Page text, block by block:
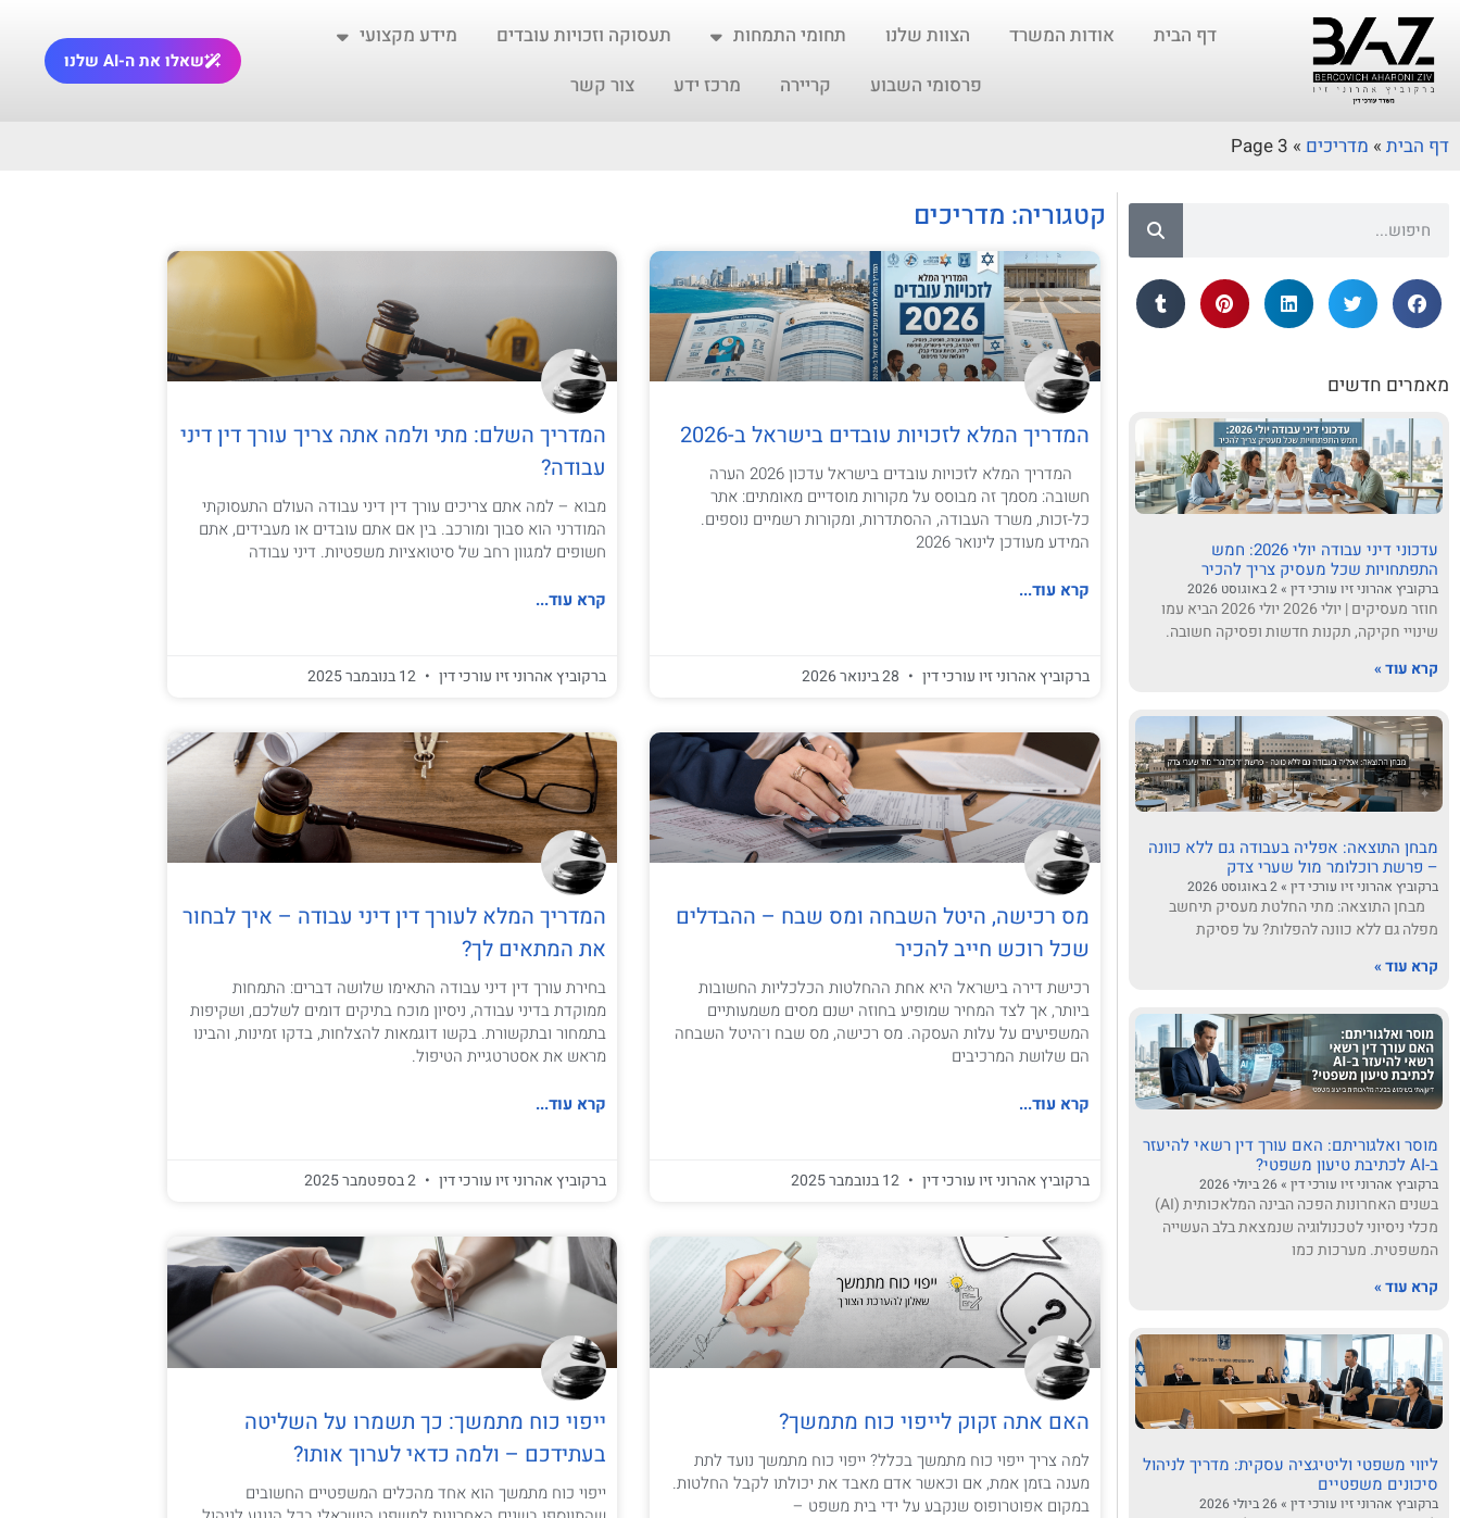
דף הבית אודות המשרד הצוות שלנו תחומי התמחות תעסוקה וזכויות עובדים
מידע מקצועי
פרסומי השבוע
קריירה מרכז ידע צור קשר
שאלו את ה-AI שלנו
דף הבית » מדריכים »
מאמרים חדשים
עדכוני דיני עבודה יולי 2026: חמש
התפתחויות שכל מעסיק צריך להכיר
ברקוביץ אהרוני זיו עורכי דין
חוזר מעסיקים | יולי 2026 יולי 2026 הביא עמו
שינויי חקיקה, תקנות חדשות ופסיקה חשובה.
קרא עוד »
מבחן התוצאה: אפליה בעבודה גם ללא כוונה
– פרשת רוכלומר מול שערי צדק
ברקוביץ אהרוני זיו עורכי דין
מבחן התוצאה: מתי החלטת מעסיק תיחשב
מפלה גם ללא כוונה להפלות? על פסיקת
קרא עוד »
מוסר ואלגוריתם: האם עורך דין רשאי להיעזר
ב-AI לכתיבת טיעון משפטי?
ברקוביץ אהרוני זיו עורכי דין
בשנים האחרונות הפכה הבינה המלאכותית (AI)
מכלי ניסיוני לטכנולוגיה שנמצאת בלב העשייה
המשפטית. מערכות כמו
קרא עוד »
ליווי משפטי וליטיגציה עסקית: מדריך לניהול
סיכונים משפטיים
ברקוביץ אהרוני זיו עורכי דין
קטגוריה: מדריכים
המדריך המלא לזכויות עובדים בישראל ב-2026
המדריך המלא לזכויות עובדים בישראל עדכון 2026 הערה
חשובה: מסמך זה מבוסס על מקורות מוסדיים מאומתים: אתר
כל-זכות, משרד העבודה, ההסתדרות, ומקורות רשמיים נוספים.
המידע מעודכן לינואר 2026
קרא עוד...
ברקוביץ אהרוני זיו עורכי דין
המדריך השלם: מתי ולמה אתה צריך עורך דין דיני
עבודה?
מבוא – למה אתם צריכים עורך דין דיני עבודה העולם התעסוקתי
המודרני הוא סבוך ומורכב. בין אם אתם עובדים או מעבידים, אתם
חשופים למגוון רחב של סיטואציות משפטיות. דיני עבודה
קרא עוד...
ברקוביץ אהרוני זיו עורכי דין
מס רכישה, היטל השבחה ומס שבח – ההבדלים
שכל רוכש חייב להכיר
רכישת דירה בישראל היא אחת ההחלטות הכלכליות החשובות
ביותר, אך לצד המחיר שמופיע בחוזה ישנם מסים משמעותיים
המשפיעים על עלות העסקה. מס רכישה, מס שבח ו־היטל השבחה
הם שלושת המרכיבים
קרא עוד...
ברקוביץ אהרוני זיו עורכי דין 12 בנובמבר 2025
המדריך המלא לעורך דין דיני עבודה – איך לבחור
את המתאים לך?
בחירת עורך דין דיני עבודה התאימו שלושה דברים: התמחות
ממוקדת בדיני עבודה, ניסיון מוכח בתיקים דומים לשלכם, ושקיפות
בתמחור ובתקשורת. בקשו דוגמאות להצלחות, בדקו זמינות, והבינו
מראש את אסטרטגיית הטיפול.
קרא עוד...
ברקוביץ אהרוני זיו עורכי דין
האם אתה זקוק לייפוי כוח מתמשך?
למה צריך ייפוי כוח מתמשך בכלל? ייפוי כוח מתמשך נועד לתת
מענה בזמן אמת, אם וכאשר אדם מאבד את יכולתו לקבל החלטות.
במקום אפוטרופוס שנקבע על ידי בית משפט –
ייפוי כוח מתמשך: כך תשמרו על השליטה
בעתידכם – ולמה כדאי לערוך אותו?
ייפוי כוח מתמשך הוא אחד מהכלים המשפטיים החשובים